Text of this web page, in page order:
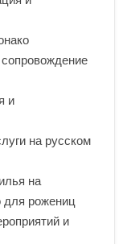
и
на русском
на
для рожениц
и